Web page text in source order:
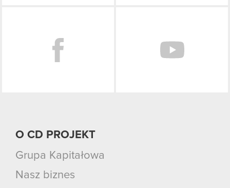
O CD PROJEKT
Grupa Kapitałowa
Nasz biznes